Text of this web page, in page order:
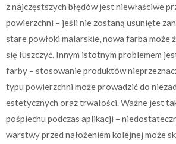
z najczęstszych błędów jest niewłaściwe
powierzchni – jeśli nie zostaną usunięte
stare powłoki malarskie, nowa farba może
się łuszczyć. Innym istotnym problemem
farby – stosowanie produktów
typu powierzchni może prowadzić do
estetycznych oraz trwałości. Ważne jest
pośpiechu podczas aplikacji –
warstwy przed nałożeniem kolejnej może